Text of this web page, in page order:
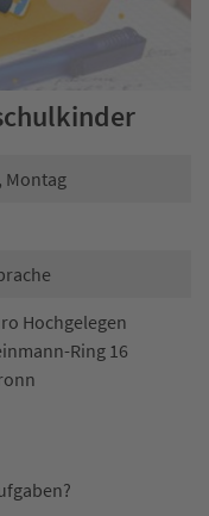
Montag
Hochgelegen
Ring 16